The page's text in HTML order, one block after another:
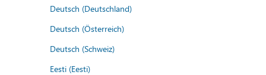
Deutsch (Deutschland)
Deutsch (Österreich)
Deutsch (Schweiz)
Eesti (Eesti)